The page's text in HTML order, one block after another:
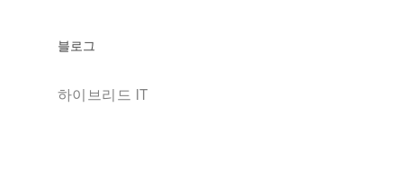
블로그
하이브리드 IT